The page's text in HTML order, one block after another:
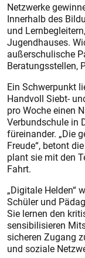
Netzwerke
Innerhalb des
und
Jugendhauses.
außerschulische
Beratungsstellen,
Ein Schwerpunkt
Handvoll Siebt-
pro Woche einen
Verbundschule in
füreinander. „Die
Freude“, betont
plant sie mit den
Fahrt.
„Digitale Helden“
Schüler und
Sie lernen den
sensibilisieren
sicheren Zugang
und soziale